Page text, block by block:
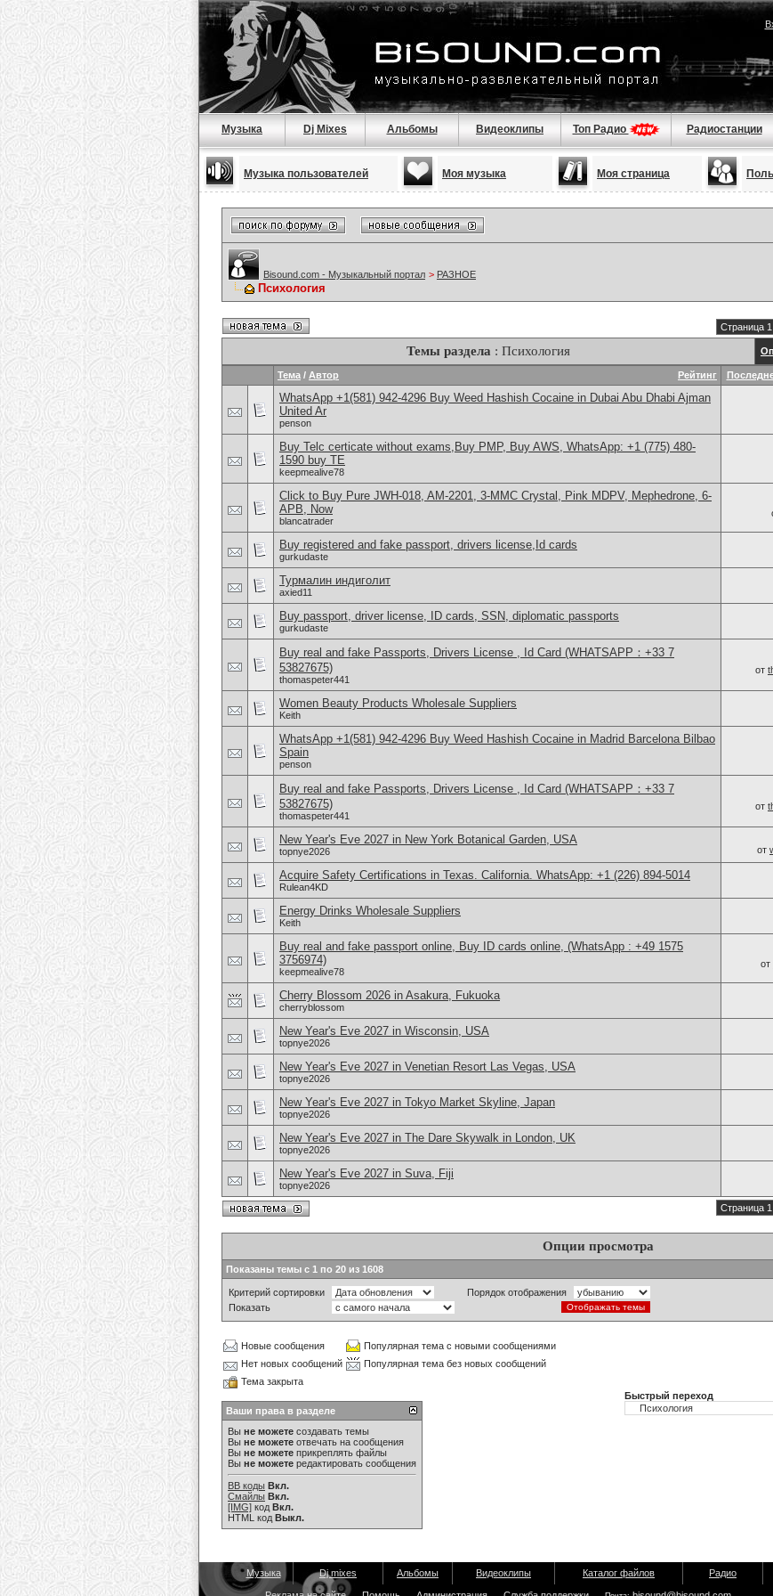
Музыка Dj Mixes Альбомы Видеоклипы Топ Радио Радиостанции
Музыка пользователей Моя музыка Моя страница
Bisound.com - Музыкальный портал > РАЗНОЕ
Психология
Страница 1
Темы раздела : Психология
Рейтинг
Тема / Автор
WhatsApp +1(581) 942-4296 Buy Weed Hashish Cocaine in Dubai Abu Dhabi Ajman
United Ar
penson
Buy Telc certicate without exams,Buy PMP, Buy AWS, WhatsApp: +1 (775) 480-
1590 buy TE
keepmealive78
Click to Buy Pure JWH-018, AM-2201, 3-MMC Crystal, Pink MDPV, Mephedrone, 6-
APB, Now
blancatrader
Buy registered and fake passport, drivers license,Id cards
gurkudaste
Турмалин индиголит
axied11
Buy passport, driver license, ID cards, SSN, diplomatic passports
gurkudaste
Buy real and fake Passports, Drivers License , Id Card (WHATSAPP：+33 7
53827675)
thomaspeter441
от
Women Beauty Products Wholesale Suppliers
Keith
WhatsApp +1(581) 942-4296 Buy Weed Hashish Cocaine in Madrid Barcelona Bilbao
Spain
penson
Buy real and fake Passports, Drivers License , Id Card (WHATSAPP：+33 7
53827675)
thomaspeter441
от
New Year's Eve 2027 in New York Botanical Garden, USA
topnye2026
от
Acquire Safety Certifications in Texas. California. WhatsApp: +1 (226) 894-5014
Rulean4KD
Energy Drinks Wholesale Suppliers
Keith
Buy real and fake passport online, Buy ID cards online, (WhatsApp : +49 1575
3756974)
keepmealive78
от
Cherry Blossom 2026 in Asakura, Fukuoka
cherryblossom
New Year's Eve 2027 in Wisconsin, USA
topnye2026
New Year's Eve 2027 in Venetian Resort Las Vegas, USA
topnye2026
New Year's Eve 2027 in Tokyo Market Skyline, Japan
topnye2026
New Year's Eve 2027 in The Dare Skywalk in London, UK
topnye2026
New Year's Eve 2027 in Suva, Fiji
topnye2026
Страница 1
Опции просмотра
Показаны темы с 1 по 20 из 1608
Критерий сортировки
Порядок отображения
Показать
Новые сообщения
Популярная тема с новыми сообщениями
Нет новых сообщений
Популярная тема без новых сообщений
Тема закрыта
Ваши права в разделе
Вы не можете создавать темы
Вы не можете отвечать на сообщения
Вы не можете прикреплять файлы
Вы не можете редактировать сообщения
BB коды Вкл.
Смайлы Вкл.
[IMG] код Вкл.
HTML код Выкл.
Быстрый переход
Музыка Dj mixes Альбомы Видеоклипы Каталог файлов Радио